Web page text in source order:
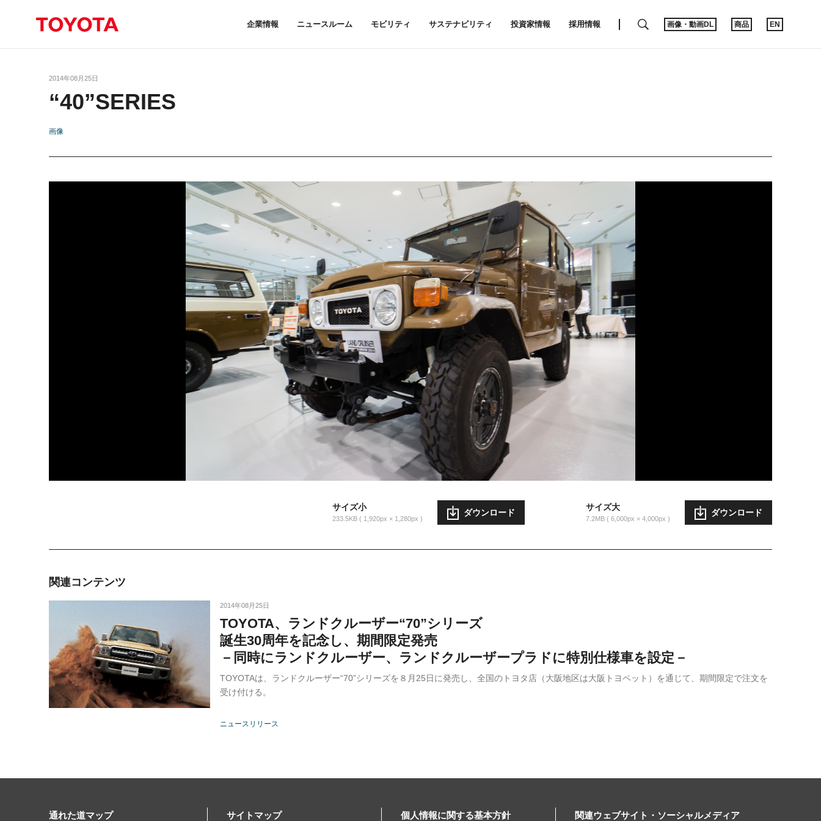
企業情報 ニュースルーム モビリティ サステナビリティ 投資家情報 採用情報 SEARCH画像・動画DL 商品 EN
2014年08月25日
“40”SERIES
画像
サイズ小
233.5KB 1,920px × 1,280px
ダウンロード
サイズ大
7.2MB 6,000px × 4,000px
ダウンロード
関連コンテンツ
2014年08月25日
TOYOTA、ランドクルーザー“70”シリーズ
誕生30周年を記念し、期間限定発売
－同時にランドクルーザー、ランドクルーザープラドに特別仕様車を設定－
TOYOTAは、ランドクルーザー“70”シリーズを８月25日に発売し、全国のトヨタ店（大阪地区は大阪トヨペット）を通じて、期間限定で注文を
受け付ける。
ニュースリリース
通れた道マップ サイトマップ 個人情報に関する基本方針 関連ウェブサイト・ソーシャルメディア